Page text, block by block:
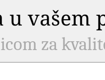
u vašem
za